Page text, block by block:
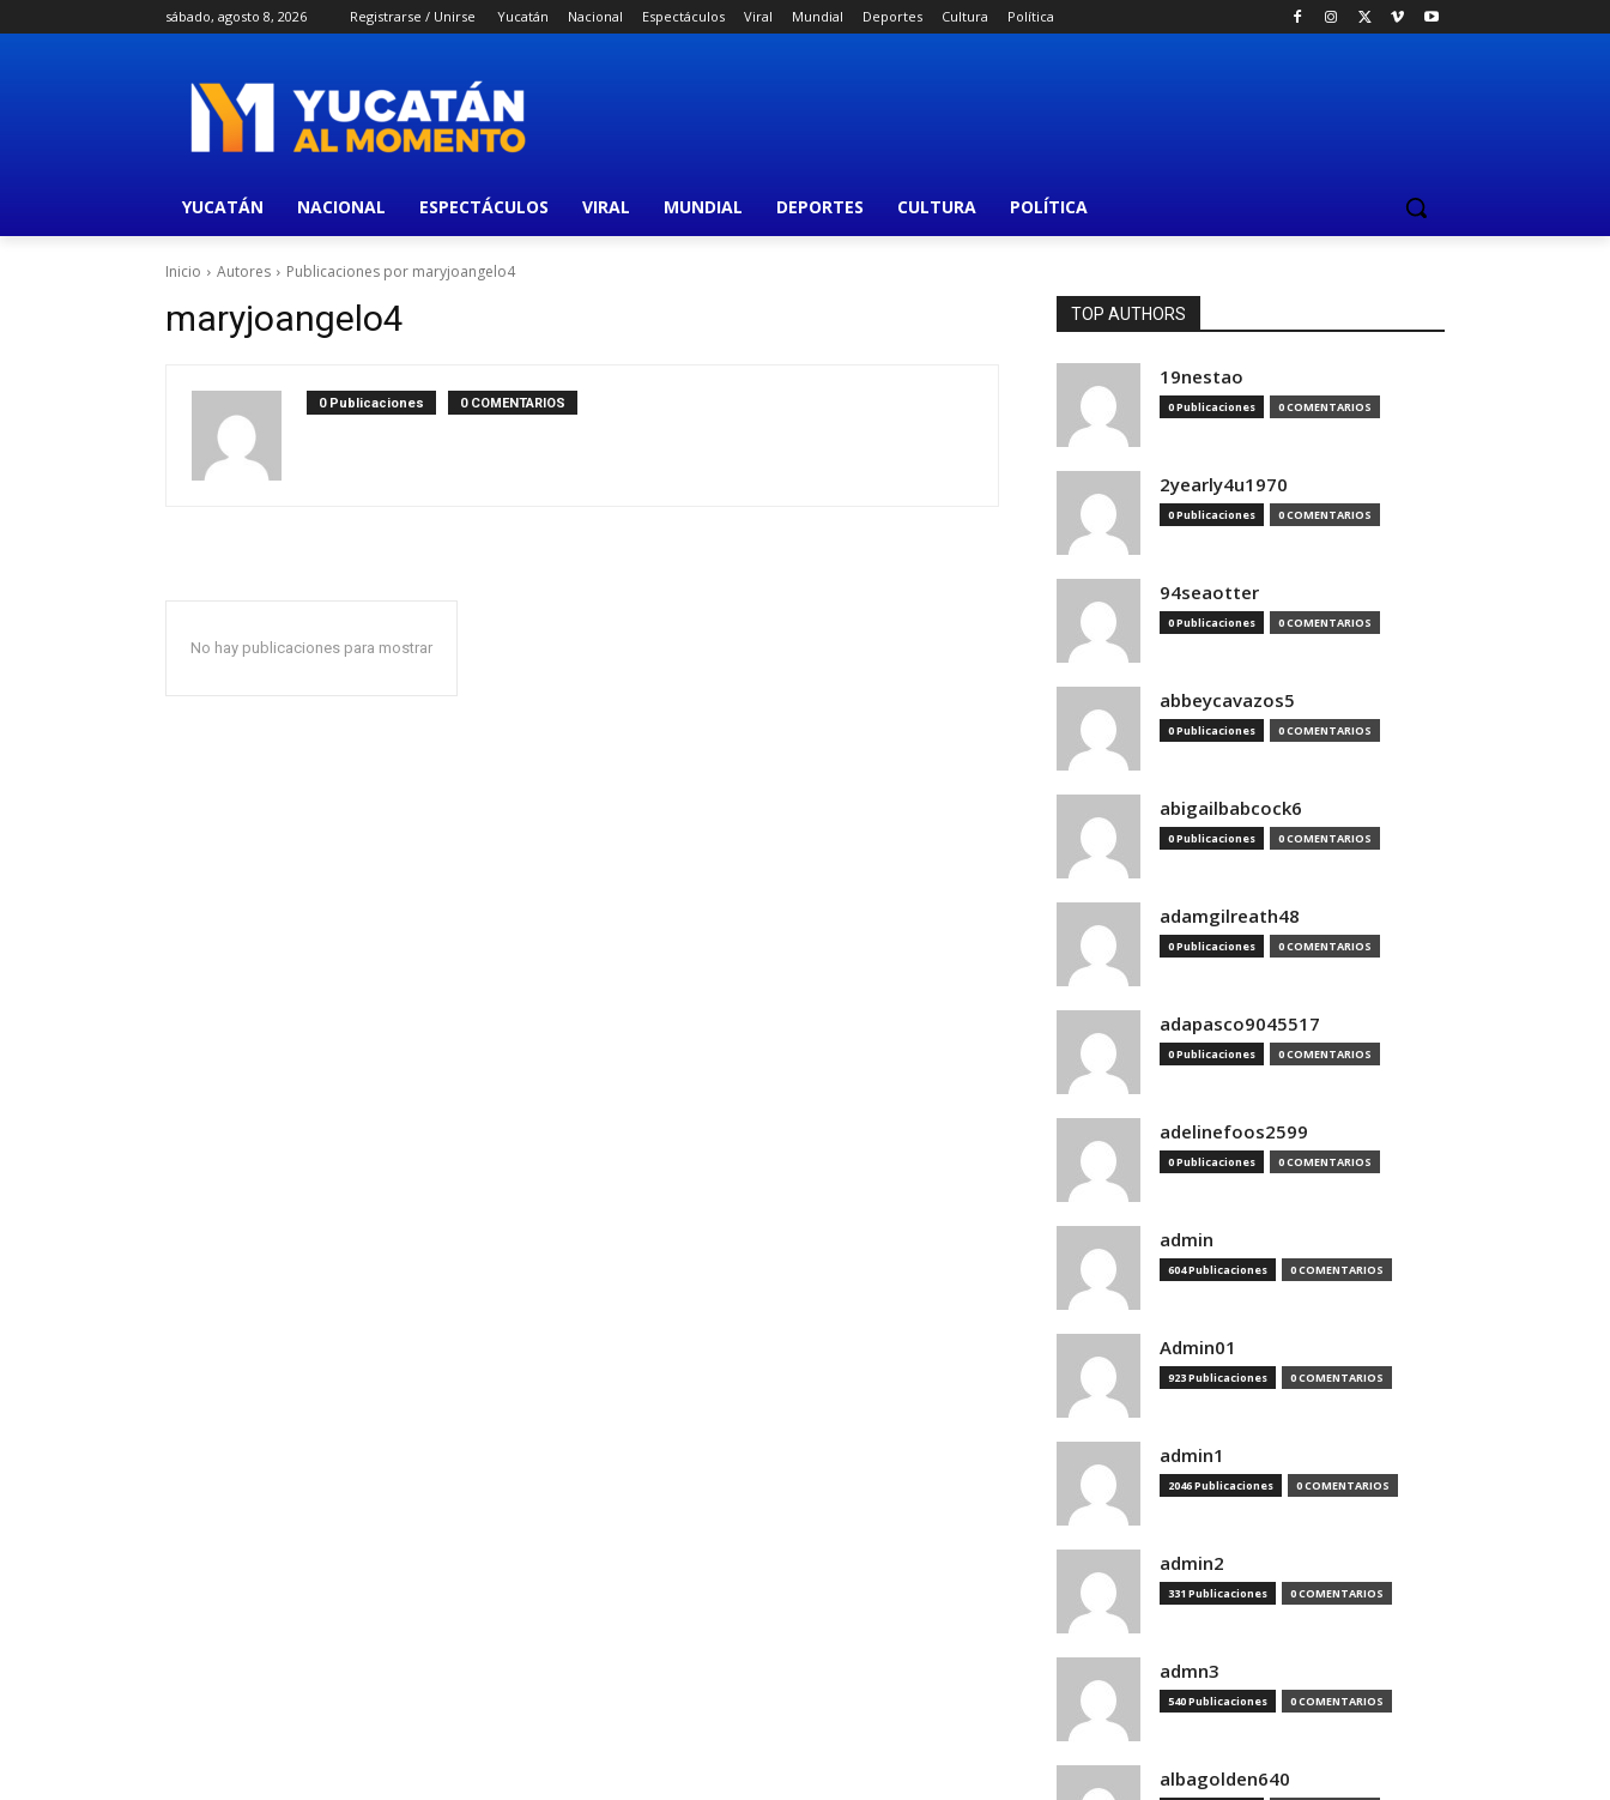
sábado, agosto 8, 2026 Registrarse / Unirse Yucatán Nacional Espectáculos Viral Mundial Deportes Cultura Política
YUCATÁN NACIONAL ESPECTÁCULOS VIRAL MUNDIAL DEPORTES CULTURA POLÍTICA
Inicio Autores Publicaciones por maryjoangelo4
maryjoangelo4
0 Publicaciones 0 COMENTARIOS
No hay publicaciones para mostrar
TOP AUTHORS
19nestao
0 Publicaciones 0 COMENTARIOS
2yearly4u1970
0 Publicaciones 0 COMENTARIOS
94seaotter
0 Publicaciones 0 COMENTARIOS
abbeycavazos5
0 Publicaciones 0 COMENTARIOS
abigailbabcock6
0 Publicaciones 0 COMENTARIOS
adamgilreath48
0 Publicaciones 0 COMENTARIOS
adapasco9045517
0 Publicaciones 0 COMENTARIOS
adelinefoos2599
0 Publicaciones 0 COMENTARIOS
admin
604 Publicaciones 0 COMENTARIOS
Admin01
923 Publicaciones 0 COMENTARIOS
admin1
2046 Publicaciones 0 COMENTARIOS
admin2
331 Publicaciones 0 COMENTARIOS
admn3
540 Publicaciones 0 COMENTARIOS
albagolden640